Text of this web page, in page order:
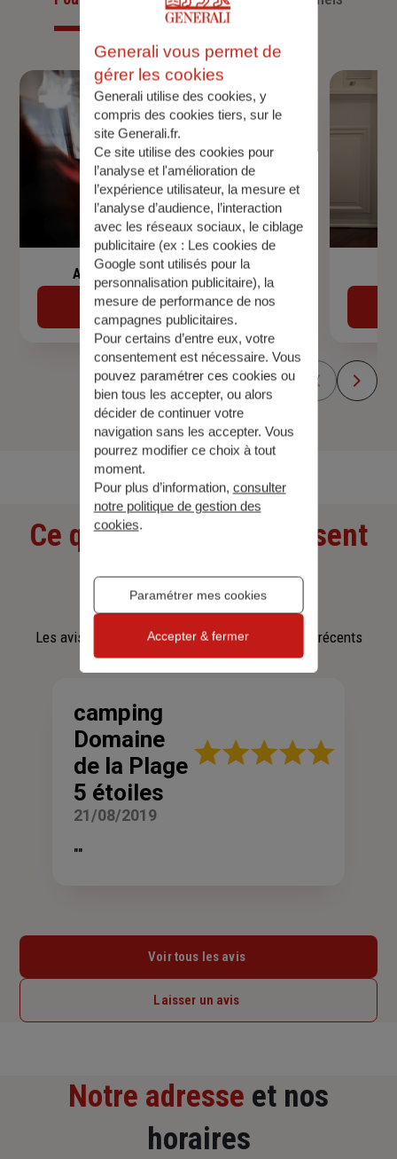
Assurance de prêt immobilier
Découvrir
Découvrir toutes nos offres
Ce que nos clients pensent
de nous
Les avis affichés sont les 3 avis google les plus récents
camping
Domaine
de la Plage
5 étoiles
Note
21/08/2019
""
Voir tous les avis
Laisser un avis
Notre adresse et nos
horaires
Generali vous permet de
gérer les cookies
Generali utilise des cookies, y
compris des cookies tiers, sur le
site Generali.fr.
Ce site utilise des cookies pour
l’analyse et l'amélioration de
l’expérience utilisateur, la mesure et
l’analyse d’audience, l’interaction
avec les réseaux sociaux, le ciblage
publicitaire (ex : Les cookies de
Google sont utilisés pour la
personnalisation publicitaire), la
mesure de performance de nos
campagnes publicitaires.
Pour certains d’entre eux, votre
consentement est nécessaire. Vous
pouvez paramétrer ces cookies ou
bien tous les accepter, ou alors
décider de continuer votre
navigation sans les accepter. Vous
pourrez modifier ce choix à tout
moment.
Pour plus d’information, consulter
notre politique de gestion des
cookies.
Paramétrer mes cookies
Accepter & fermer